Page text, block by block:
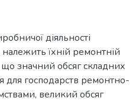
діяльності
їхній ремонтній
значний обсяг складних
для господарств ремонтно-
великий обсяг